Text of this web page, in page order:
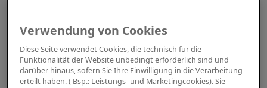
Verwendung von Cookies
Diese Seite verwendet Cookies, die technisch für die
Funktionalität der Website unbedingt erforderlich sind und
darüber hinaus, sofern Sie Ihre Einwilligung in die Verarbeitung
erteilt haben. ( Bsp.: Leistungs- und Marketingcookies). Sie